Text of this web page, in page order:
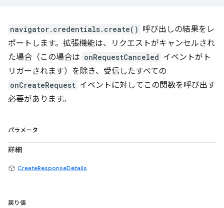
navigator.credentials.create() 呼び出しの結果をレ
ポートします。拡張機能は、リクエストがキャンセルされ
た場合（この場合は onRequestCanceled イベントがト
リガーされます）を除き、受信したすべての
onCreateRequest イベントに対してこの関数を呼び出す
必要があります。
パラメータ
詳細
CreateResponseDetails
戻り値